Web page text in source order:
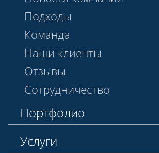
Подходы
Команда
Наши клиенты
Отзывы
Сотрудничество
Портфолио
Услуги